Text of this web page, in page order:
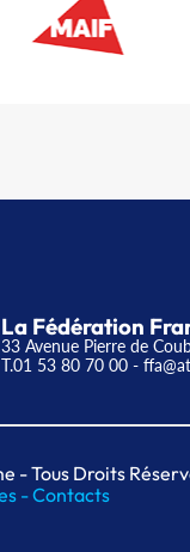
La Fédération
33 Avenue Pierre de
T.01 53 80 70 00 -
- Tous Droits
-Contacts